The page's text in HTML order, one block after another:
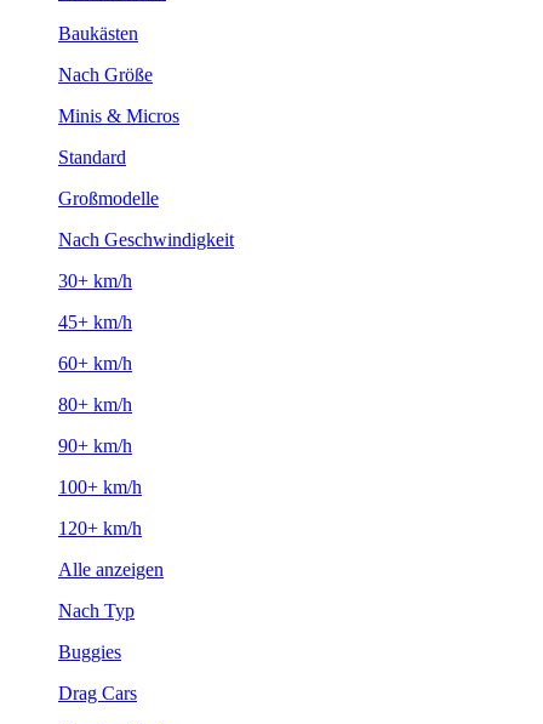
Baukästen
Nach Größe
Minis & Micros
Standard
Großmodelle
Nach Geschwindigkeit
30+ km/h
45+ km/h
60+ km/h
80+ km/h
90+ km/h
100+ km/h
120+ km/h
Alle anzeigen
Nach Typ
Buggies
Drag Cars